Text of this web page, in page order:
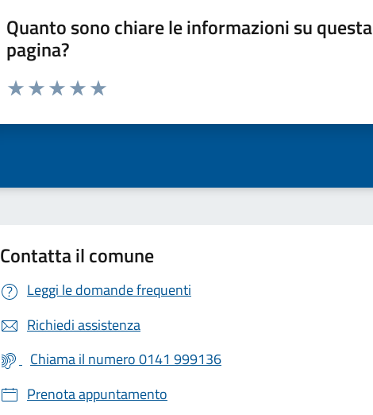
Quanto sono chiare le informazioni su questa
pagina?
Valuta da 1 a 5 stelle la pagina
Contatta il comune
Leggi le domande frequenti
Richiedi assistenza
Chiama il numero 0141 999136
Prenota appuntamento